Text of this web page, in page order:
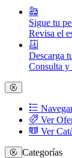
Sigue tu
Revisa el
Descarga
Consulta y
Ver
Ver
Categorías